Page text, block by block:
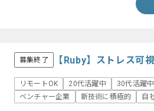
募集終了 【Ruby】ストレス可
リモートOK 20代活躍中 30代活躍中
ベンチャー企業
新技術に積極的 自